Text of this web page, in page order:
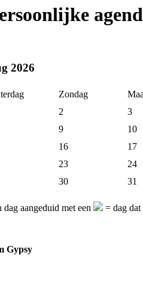
2026
Zondag
2
3
9
10
16
17
23
24
30 31
dag aangeduid met een = dag
Gypsy